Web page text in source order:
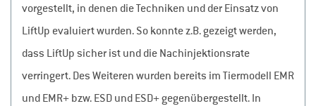
vorgestellt, in denen die Techniken und der Einsatz von
LiftUp evaluiert wurden. So konnte z.B. gezeigt werden,
dass LiftUp sicher ist und die Nachinjektionsrate
verringert. Des Weiteren wurden bereits im Tiermodell EMR
und EMR+ bzw. ESD und ESD+ gegenübergestellt. In